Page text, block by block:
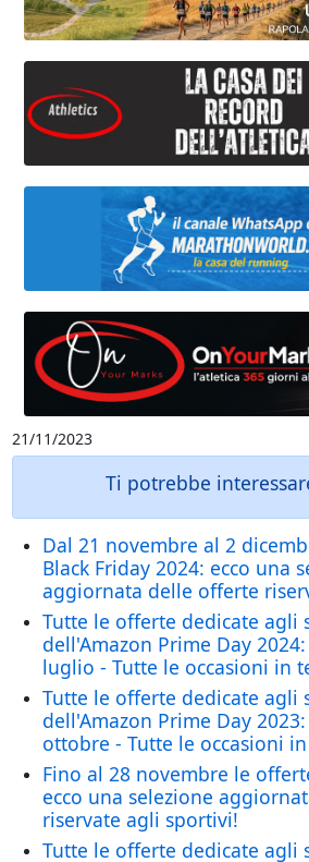
21/11/2023
Ti potrebbe
Dal 21 novembre al 2
Black Friday 2024: ecco una
aggiornata delle offerte
Tutte le offerte dedicate agli
dell'Amazon Prime Day
luglio - Tutte le occasioni in
Tutte le offerte dedicate agli
dell'Amazon Prime Day
ottobre - Tutte le occasioni
Fino al 28 novembre le
ecco una selezione
riservate agli sportivi!
Tutte le offerte dedicate agli